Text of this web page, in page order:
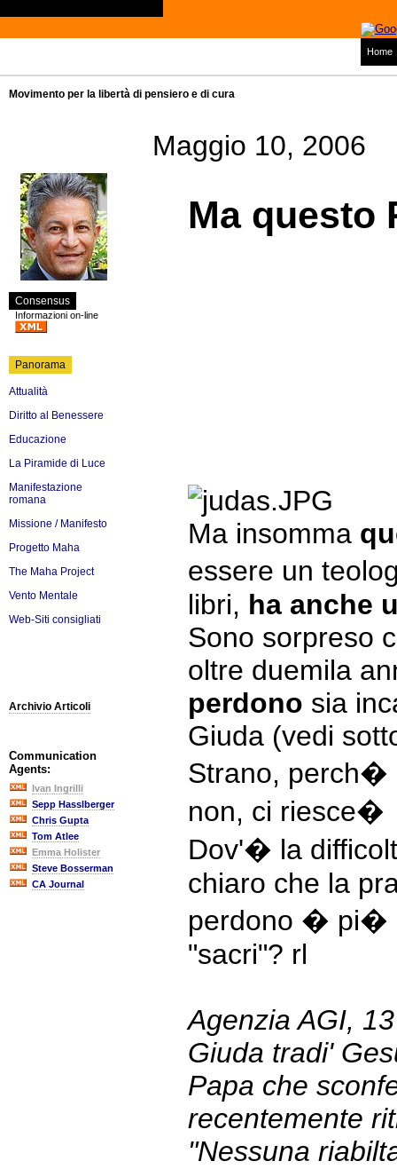
Home
Movimento per la libertà di pensiero e di cura
Consensus
Informazioni on-line
Panorama
Attualità
Diritto al Benessere
Educazione
La Piramide di Luce
Manifestazione
romana
Missione / Manifesto
Progetto Maha
The Maha Project
Vento Mentale
Web-Siti consigliati
Archivio Articoli
Communication
Agents:
Ivan Ingrilli
Sepp Hasslberger
Chris Gupta
Tom Atlee
Emma Holister
Steve Bosserman
CA Journal
Maggio 10, 2006
Ma questo
Ma insomma
essere un
libri, ha anche
Sono sorpreso
oltre duemila
perdono sia
Giuda (vedi
Strano, perch�
non, ci riesce�
Dov'� la
chiaro che la
perdono � pi�
"sacri"? rl
Agenzia AGI,
Giuda tradi'
Papa che
recentemente
"Nessuna